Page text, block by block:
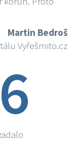
Martin Bedroš
Vyřešmito.cz